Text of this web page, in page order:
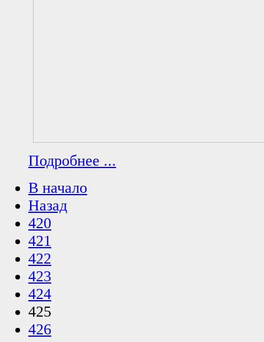
Подробнее ...
В начало
Назад
420
421
422
423
424
425
426